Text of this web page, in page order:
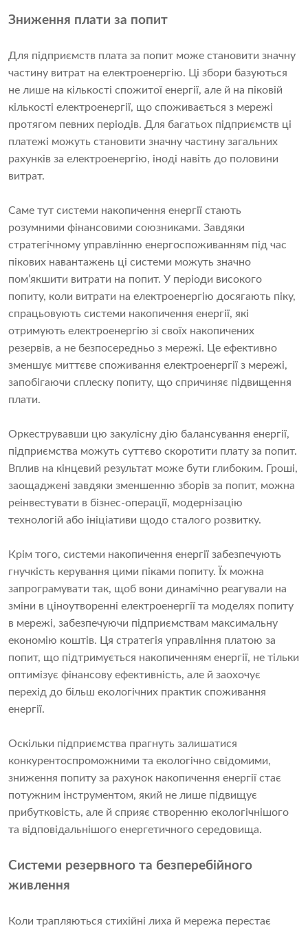
Зниження плати за попит
Для підприємств плата за попит може становити значну
частину витрат на електроенергію. Ці збори базуються
не лише на кількості спожитої енергії, але й на піковій
кількості електроенергії, що споживається з мережі
протягом певних періодів. Для багатьох підприємств ці
платежі можуть становити значну частину загальних
рахунків за електроенергію, іноді навіть до половини
витрат.
Саме тут системи накопичення енергії стають
розумними фінансовими союзниками. Завдяки
стратегічному управлінню енергоспоживанням під час
пікових навантажень ці системи можуть значно
пом’якшити витрати на попит. У періоди високого
попиту, коли витрати на електроенергію досягають піку,
спрацьовують системи накопичення енергії, які
отримують електроенергію зі своїх накопичених
резервів, а не безпосередньо з мережі. Це ефективно
зменшує миттєве споживання електроенергії з мережі,
запобігаючи сплеску попиту, що спричиняє підвищення
плати.
Оркеструвавши цю закулісну дію балансування енергії,
підприємства можуть суттєво скоротити плату за попит.
Вплив на кінцевий результат може бути глибоким. Гроші,
заощаджені завдяки зменшенню зборів за попит, можна
реінвестувати в бізнес-операції, модернізацію
технологій або ініціативи щодо сталого розвитку.
Крім того, системи накопичення енергії забезпечують
гнучкість керування цими піками попиту. Їх можна
запрограмувати так, щоб вони динамічно реагували на
зміни в ціноутворенні електроенергії та моделях попиту
в мережі, забезпечуючи підприємствам максимальну
економію коштів. Ця стратегія управління платою за
попит, що підтримується накопиченням енергії, не тільки
оптимізує фінансову ефективність, але й заохочує
перехід до більш екологічних практик споживання
енергії.
Оскільки підприємства прагнуть залишатися
конкурентоспроможними та екологічно свідомими,
зниження попиту за рахунок накопичення енергії стає
потужним інструментом, який не лише підвищує
прибутковість, але й сприяє створенню екологічнішого
та відповідальнішого енергетичного середовища.
Системи резервного та безперебійного
живлення
Коли трапляються стихійні лиха й мережа перестає